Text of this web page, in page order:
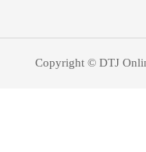
Copyright © DTJ